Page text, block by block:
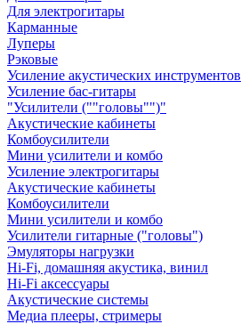
Для электрогитары
Карманные
Луперы
Рэковые
Усиление акустических инструментов
Усиление бас-гитары
"Усилители (""головы"")"
Акустические кабинеты
Комбоусилители
Мини усилители и комбо
Усиление электрогитары
Акустические кабинеты
Комбоусилители
Мини усилители и комбо
Усилители гитарные ("головы")
Эмуляторы нагрузки
Hi-Fi, домашняя акустика, винил
Hi-Fi аксессуары
Акустические системы
Медиа плееры, стримеры